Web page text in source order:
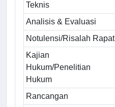
Teknis
Analisis & Evaluasi
Notulensi/Risalah Rapat
Kajian
Hukum/Penelitian
Hukum
Rancangan